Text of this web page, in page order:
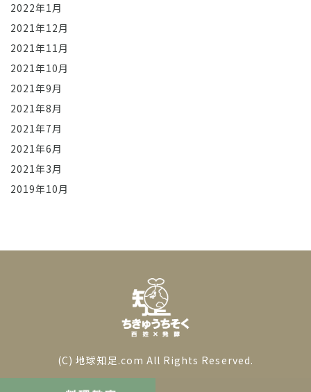
2022年1月
2021年12月
2021年11月
2021年10月
2021年9月
2021年8月
2021年7月
2021年6月
2021年3月
2019年10月
(C) 地球知足.com All Rights Reserved.